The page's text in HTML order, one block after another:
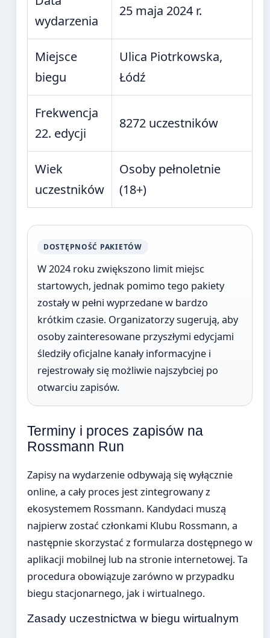
wydarzenia
25 maja 2024 r.
Miejsce
biegu
Ulica Piotrkowska,
Łódź
Frekwencja
22. edycji
8272 uczestników
Wiek
uczestników
Osoby pełnoletnie
(18+)
DOSTĘPNOŚĆ PAKIETÓW
W 2024 roku zwiększono limit miejsc
startowych, jednak pomimo tego pakiety
zostały w pełni wyprzedane w bardzo
krótkim czasie. Organizatorzy sugerują, aby
osoby zainteresowane przyszłymi edycjami
śledziły oficjalne kanały informacyjne i
rejestrowały się możliwie najszybciej po
otwarciu zapisów.
Terminy i proces zapisów na
Rossmann Run
Zapisy na wydarzenie odbywają się wyłącznie
online, a cały proces jest zintegrowany z
ekosystemem Rossmann. Kandydaci muszą
najpierw zostać członkami Klubu Rossmann, a
następnie skorzystać z formularza dostępnego w
aplikacji mobilnej lub na stronie internetowej. Ta
procedura obowiązuje zarówno w przypadku
biegu stacjonarnego, jak i wirtualnego.
Zasady uczestnictwa w biegu wirtualnym